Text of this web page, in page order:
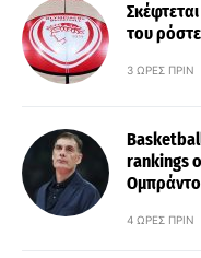
του
3 ΏΡΕΣ ΠΡΙΝ
rankings
4 ΏΡΕΣ ΠΡΙΝ